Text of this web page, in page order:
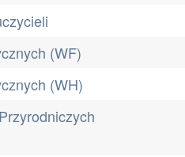
(WF)
(WH)